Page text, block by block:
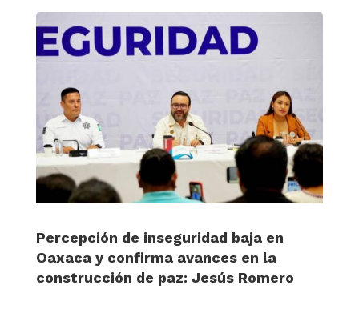
Percepción de inseguridad baja en
Oaxaca y confirma avances en la
construcción de paz: Jesús Romero